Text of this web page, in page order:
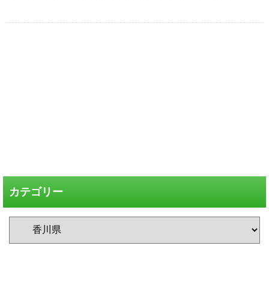
カテゴリー